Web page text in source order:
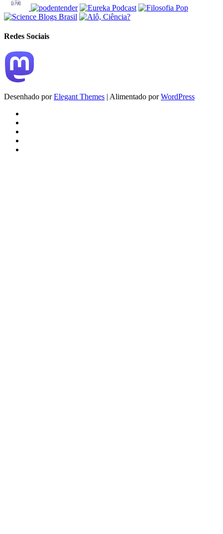
Redes Sociais
Desenhado porElegant Themes | Alimentado porWordPress